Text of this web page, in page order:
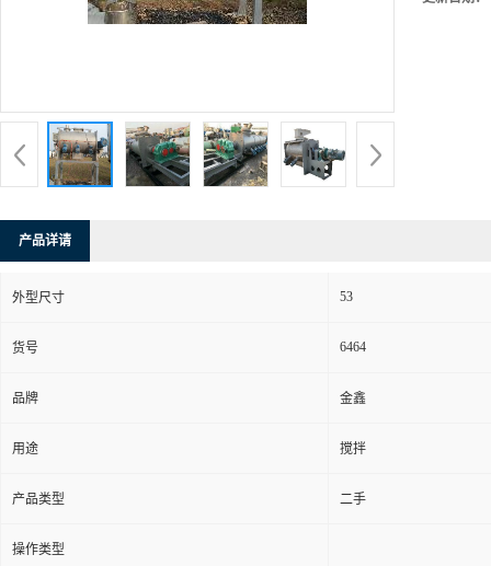
产品详请
外型尺寸 53
货号 6464
品牌 金鑫
用途 搅拌
产品类型 二手
操作类型